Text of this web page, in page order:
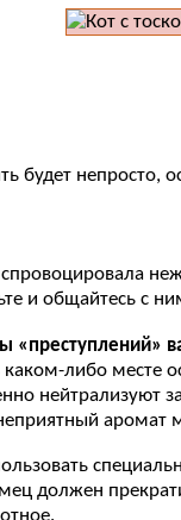
будет непросто,
спровоцировала
и общайтесь с
каком-либо месте
нейтрализуют
аромат
должен